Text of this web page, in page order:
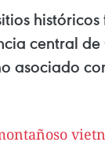
central
asociado